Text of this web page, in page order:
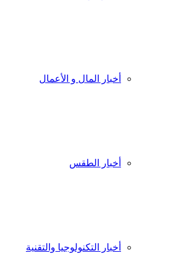
أخبار المال و الأعمال
أخبار الطقس
أخبار التكنولوجيا والتقنية